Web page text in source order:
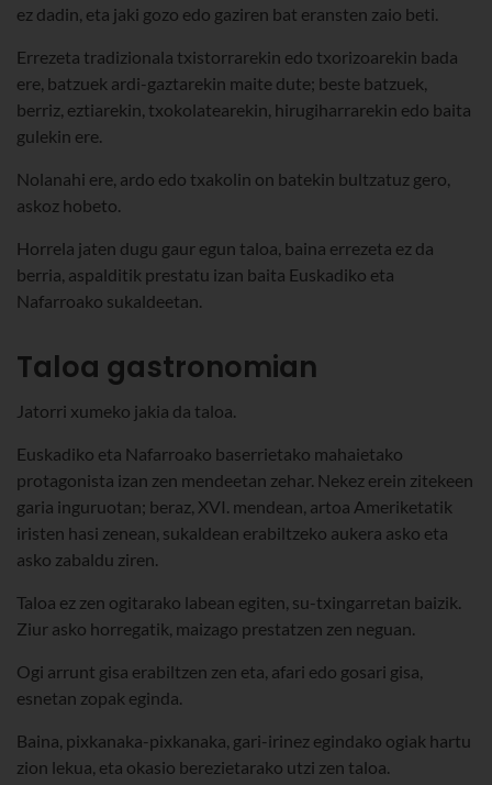
ez dadin, eta jaki gozo edo gaziren bat eransten zaio beti.
Errezeta tradizionala txistorrarekin edo txorizoarekin bada
ere, batzuek ardi-gaztarekin maite dute; beste batzuek,
berriz, eztiarekin, txokolatearekin, hirugiharrarekin edo baita
gulekin ere.
Nolanahi ere, ardo edo txakolin on batekin bultzatuz gero,
askoz hobeto.
Horrela jaten dugu gaur egun taloa, baina errezeta ez da
berria, aspalditik prestatu izan baita Euskadiko eta
Nafarroako sukaldeetan.
Taloa gastronomian
Jatorri xumeko jakia da taloa.
Euskadiko eta Nafarroako baserrietako mahaietako
protagonista izan zen mendeetan zehar. Nekez erein zitekeen
garia inguruotan; beraz, XVI. mendean, artoa Ameriketatik
iristen hasi zenean, sukaldean erabiltzeko aukera asko eta
asko zabaldu ziren.
Taloa ez zen ogitarako labean egiten, su-txingarretan baizik.
Ziur asko horregatik, maizago prestatzen zen neguan.
Ogi arrunt gisa erabiltzen zen eta, afari edo gosari gisa,
esnetan zopak eginda.
Baina, pixkanaka-pixkanaka, gari-irinez egindako ogiak hartu
zion lekua, eta okasio berezietarako utzi zen taloa.